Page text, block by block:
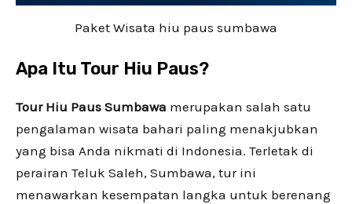
Paket Wisata hiu paus sumbawa
Apa Itu Tour Hiu Paus?
Tour Hiu Paus Sumbawa merupakan salah satu
pengalaman wisata bahari paling menakjubkan
yang bisa Anda nikmati di Indonesia. Terletak di
perairan Teluk Saleh, Sumbawa, tur ini
menawarkan kesempatan langka untuk berenang